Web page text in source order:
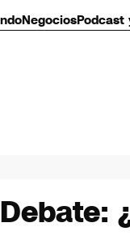
NegociosPodcast